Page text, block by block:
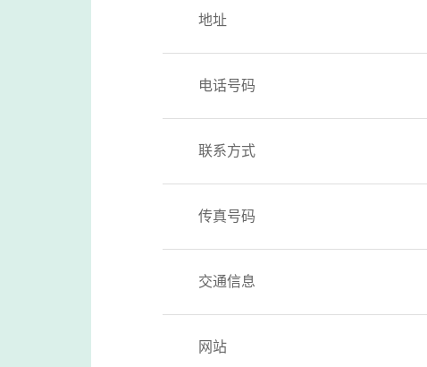
地址
电话号码
联系方式
传真号码
交通信息
网站